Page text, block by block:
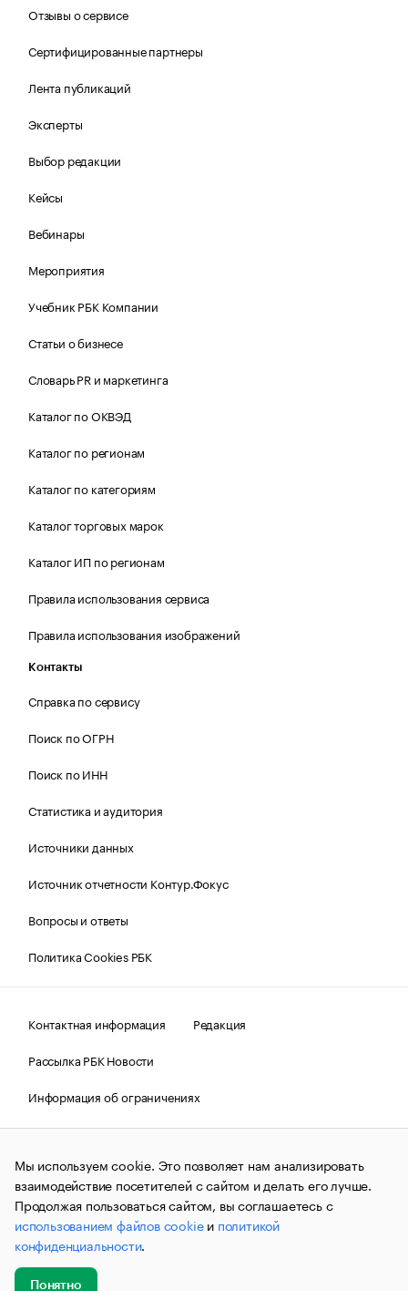
Отзывы о сервисе
Сертифицированные партнеры
Лента публикаций
Эксперты
Выбор редакции
Кейсы
Вебинары
Мероприятия
Учебник РБК Компании
Статьи о бизнесе
Словарь PR и маркетинга
Каталог по ОКВЭД
Каталог по регионам
Каталог по категориям
Каталог торговых марок
Каталог ИП по регионам
Правила использования сервиса
Правила использования изображений
Контакты
Справка по сервису
Поиск по ОГРН
Поиск по ИНН
Статистика и аудитория
Источники данных
Источник отчетности Контур.Фокус
Вопросы и ответы
Политика Cookies РБК
Контактная информация
Редакция
Рассылка РБК Новости
Информация об ограничениях
Правовая информация
О соблюдении авторских прав
© АО «РОСБИЗНЕСКОНСАЛТИНГ»,1995–2026.Сообщения
и материалы информационного агентства «РБК»
(зарегистрировано Федеральной службой по надзору в сфере
связи, информационных технологий и массовых
коммуникаций (Роскомнадзор) 09.12.2015 за номером ИА
№ФС77-63848) сопровождаются пометкой «РБК». Отдельные
публикации могут содержать информацию,
не предназначенную для пользователей
до 18 лет.
Мы используем cookie. Это позволяет нам анализировать
взаимодействие посетителей с сайтом и делать его лучше.
Продолжая пользоваться сайтом, вы соглашаетесь с
использованием файлов cookieи политикой
конфиденциальности.
Понятно